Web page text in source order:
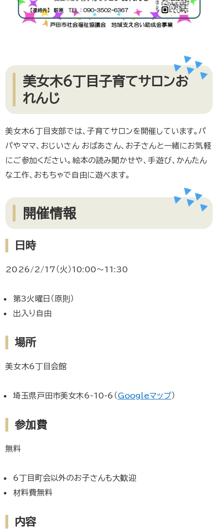
美女木6丁目子育てサロンお
れんじ
美女木6丁目支部では、子育てサロンを開催しています。パ
パやママ、おじいさん おばあさん、お子さんと一緒にお気軽
にご参加ください。絵本の読み聞かせや、手遊び、かんたん
な工作、おもちゃで自由に遊べます。
開催情報
日時
2026/2/17（火）10:00～11:30
第3火曜日（原則）
出入り自由
場所
美女木6丁目会館
埼玉県戸田市美女木6-10-6（ Googleマップ）
参加費
無料
6丁目町会以外のお子さんも大歓迎
材料費無料
内容